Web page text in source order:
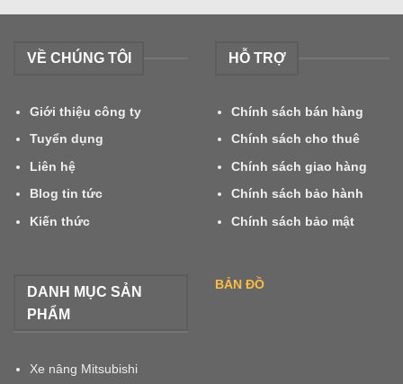
VỀ CHÚNG TÔI
Giới thiệu công ty
Tuyển dụng
Liên hệ
Blog tin tức
Kiến thức
HỖ TRỢ
Chính sách bán hàng
Chính sách cho thuê
Chính sách giao hàng
Chính sách bảo hành
Chính sách bảo mật
DANH MỤC SẢN
PHẨM
Xe nâng Mitsubishi
BẢN ĐỒ